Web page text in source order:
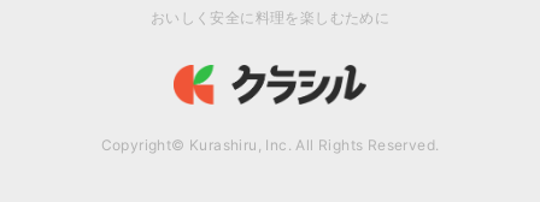
おいしく安全に料理を楽しむために
Copyright© Kurashiru, Inc. All Rights Reserved.